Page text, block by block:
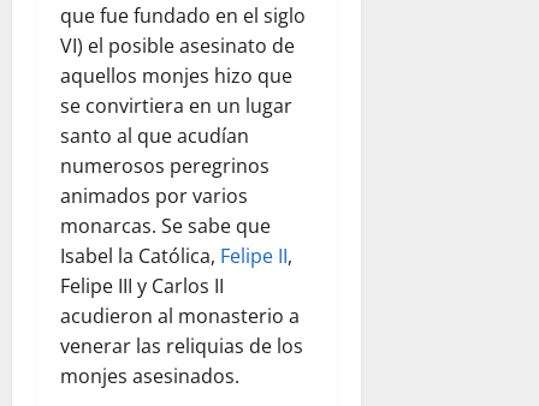
que fue fundado en el siglo
VI) el posible asesinato de
aquellos monjes hizo que
se convirtiera en un lugar
santo al que acudían
numerosos peregrinos
animados por varios
monarcas. Se sabe que
Isabel la Católica, Felipe II,
Felipe III y Carlos II
acudieron al monasterio a
venerar las reliquias de los
monjes asesinados.